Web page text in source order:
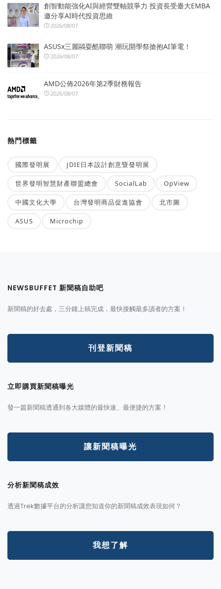
創智動能強化AI與經營雙軸競爭力 投資長受臺大EMBA
邀分享AI時代投資思維
2026/08/07
ASUSx三麗鷗耍酷聯萌 潮玩開學祭搶抱AI筆電！
2026/08/07
AMD公佈2026年第2季財務報告
2026/08/07
熱門標籤
國際發明展 JDIE日本設計創意暨發明展
世界發明智慧財產聯盟總會 SocialLab OpView
中國文化大學 台灣發明商品促進協會 北市圖
ASUS Microchip
NEWSBUFFET 新聞稿自助吧
新聞稿的好去處，三分鐘上稿完成，最快接觸最多讀者的方案！
刊登新聞稿
立即購買新聞稿曝光
發一篇新聞稿透通到各大媒體的最快速、最便捷的方案！
讓新聞稿曝光
分析新聞稿成效
透過Trek數據平台的分析讓您知道你的新聞稿成效表現如何？
我想了解